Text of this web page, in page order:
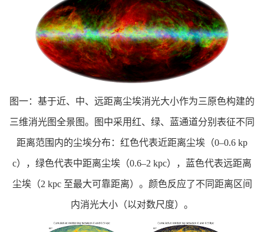
图一：基于近、中、远距离尘埃消光大小作为三原色构建的
三维消光图全景图。图中采用红、绿、蓝通道分别表征不同
距离范围内的尘埃分布：红色代表近距离尘埃（0–0.6 kp
c），绿色代表中距离尘埃（0.6–2 kpc），蓝色代表远距离
尘埃（2 kpc 至最大可靠距离）。颜色反应了不同距离区间
内消光大小（以对数尺度）。